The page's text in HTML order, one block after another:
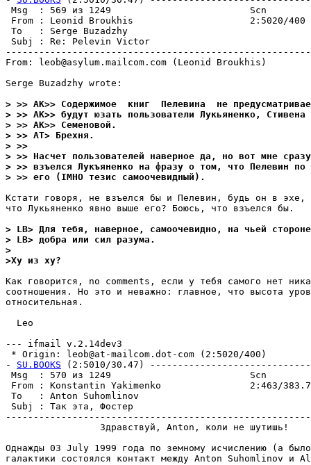
Msg  : 569 из 1249
From : Leonid Broukhis                     2:5020/400
To   : Serge Buzadzhy
Subj : Re:
From: leob@asylum.mailcom.com (Leonid Broukhis)
Serge Buzadzhy wrote:
> >> AK>> Содержимое  книг  Пелевина  не
> >> AK>> будут юзать пользователи Лукьяненко, Стивена
> >> AK>> Семеновой.
> >> AT> Бpехня.
> >>
> >> Насчет пользователей наверное да, но вот мне
> >> взъелся Лукъяненко на фразу о том, что Пелевин по
> >> его (IMHO тезис самоочевидный).
Кстати говоря, не взъелся бы и Пелевин, будь он в
что Лукьяненко явно выше его? Боюсь, что взъелся бы.
> LB> Для тебя, наверное, самоочевидно, на чьей
> LB> добра или сил разума.
>
>Ху из ху?
Как говорится, no comments, если у тебя самого нет
соотношения. Но это и неважно: главное, что высота
относительная.
  Leo
--- ifmail v.2.14dev3
* Origin: leob@at-mailcom.dot-com (2:5020/400)
- SU.BOOKS (2:5010/30.47)
Msg  : 570 из 1249
From : Konstantin Yakimenko                2:463/
To   : Anton Suhomlinov
Subj : Так эта,
                 Здравствуй, Anton, коли не шутишь!
Однажды 03 July 1999 года по земному исчислению (а
галактики состоялся контакт между Anton Suhomlinov и